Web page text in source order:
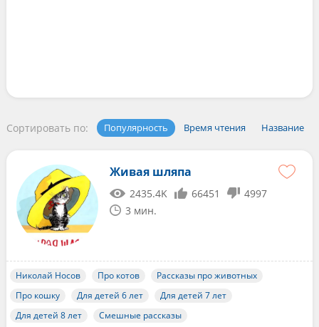
Сортировать по: Популярность Время чтения Название
Живая шляпа
2435.4K 66451
4997
3 мин.
Николай Носов Про котов
Рассказы про животных
Про кошку
Для детей 6 лет
Для детей 7 лет
Для детей 8 лет
Смешные рассказы